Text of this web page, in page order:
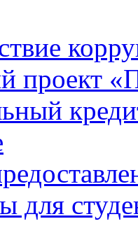
проект
для